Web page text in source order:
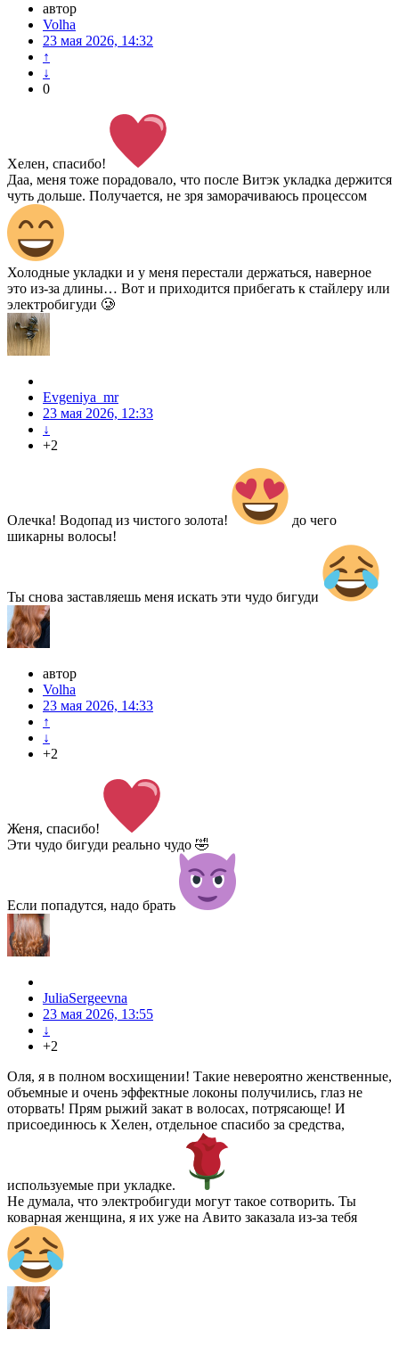
автор
Volha
23 мая 2026, 14:32
↑
↓
0
Хелен, спасибо!
Даа, меня тоже порадовало, что после Витэк укладка держится
чуть дольше. Получается, не зря заморачиваюсь процессом
Холодные укладки и у меня перестали держаться, наверное
это из-за длины… Вот и приходится прибегать к стайлеру или
электробигуди 🥲
Evgeniya_mr
23 мая 2026, 12:33
↓
+2
Олечка! Водопад из чистого золота!
до чего
шикарны волосы!
Ты снова заставляешь меня искать эти чудо бигуди
автор
Volha
23 мая 2026, 14:33
↑
↓
+2
Женя, спасибо!
Эти чудо бигуди реально чудо 🤣
Если попадутся, надо брать
JuliaSergeevna
23 мая 2026, 13:55
↓
+2
Оля, я в полном восхищении! Такие невероятно женственные,
объемные и очень эффектные локоны получились, глаз не
оторвать! Прям рыжий закат в волосах, потрясающе! И
присоединюсь к Хелен, отдельное спасибо за средства,
используемые при укладке.
Не думала, что электробигуди могут такое сотворить. Ты
коварная женщина, я их уже на Авито заказала из-за тебя